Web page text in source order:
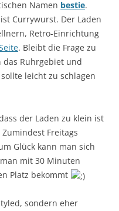
Namen bestie.
Currywurst. Der Laden
Retro-Einrichtung
. Bleibt die Frage zu
das Ruhrgebiet und
leicht zu schlagen
der Laden zu klein ist
Freitags
Glück kann man sich
mit 30 Minuten
Platz bekommt
sondern eher